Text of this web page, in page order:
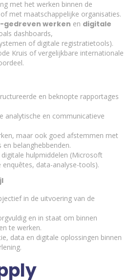
met het werken binnen de
met maatschappelijke organisaties.
gedreven werken en digitale
dashboards,
of digitale registratietools).
Kruis of vergelijkbare internationale
en beknopte rapportages
analytische en communicatieve
maar ook goed afstemmen met
belanghebbenden.
hulpmiddelen (Microsoft
enquêtes, data-analyse-tools).
in de uitvoering van de
en in staat om binnen
te werken.
data en digitale oplossingen binnen